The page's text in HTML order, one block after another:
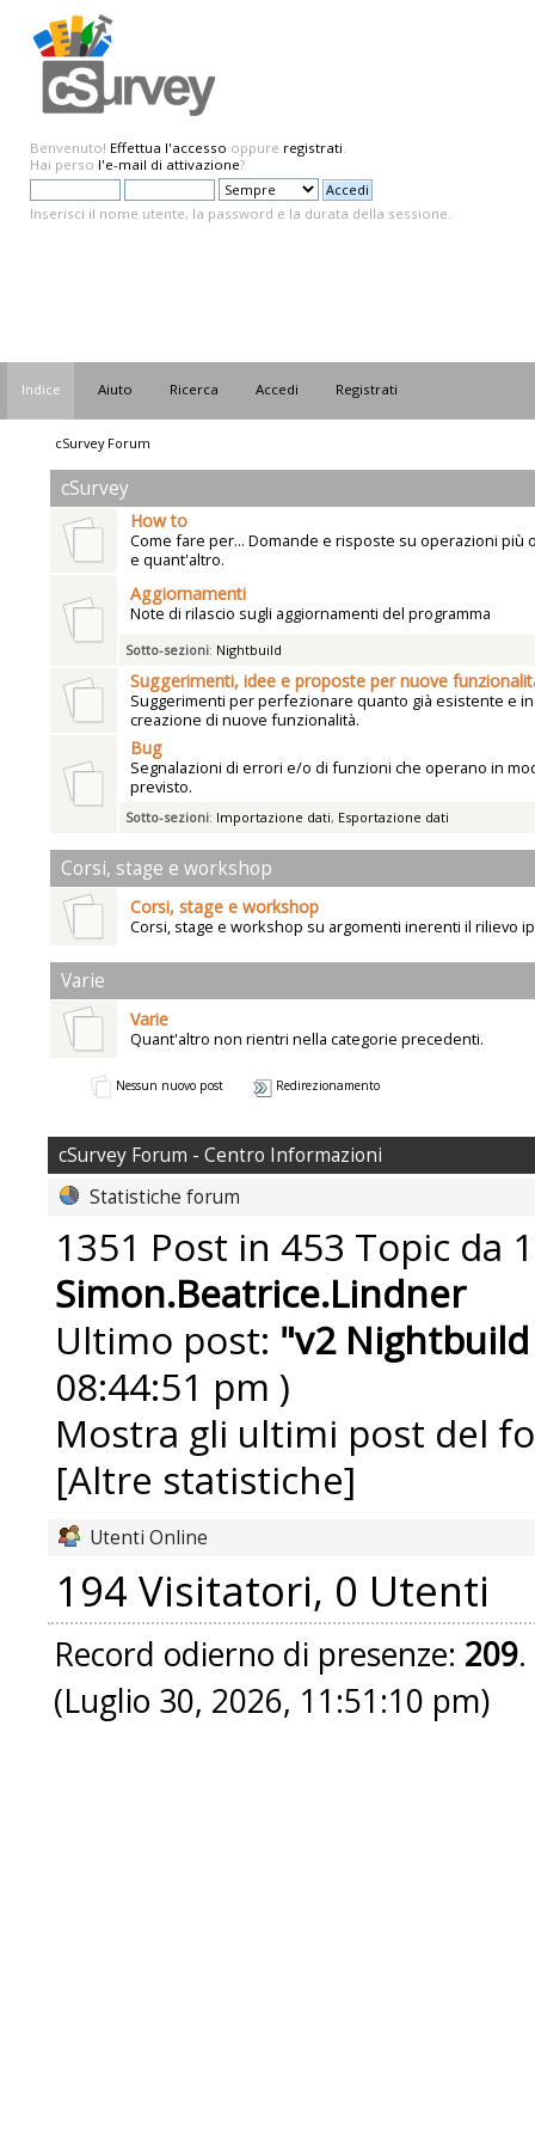
Benvenuto! Effettua l'accesso oppure registrati.
Hai perso l'e-mail di attivazione?
Inserisci il nome utente, la password e la durata della sessione.
Indice Aiuto Ricerca Accedi Registrati
cSurvey Forum
cSurvey
How to
Come fare per... Domande e risposte su operazioni più
e quant'altro.
Aggiornamenti
Note di rilascio sugli aggiornamenti del programma
Sotto-sezioni: Nightbuild
Suggerimenti, idee e proposte per nuove
Suggerimenti per perfezionare quanto già esistente e
creazione di nuove funzionalità.
Bug
Segnalazioni di errori e/o di funzioni che operano in
previsto.
Sotto-sezioni: Importazione dati, Esportazione dati
Corsi, stage e workshop
Corsi, stage e workshop
Corsi, stage e workshop su argomenti inerenti il rilievo
Varie
Varie
Quant'altro non rientri nella categorie precedenti.
Nessun nuovo post Redirezionamento
cSurvey Forum - Centro Informazioni
Statistiche forum
1351 Post in 453 Topic
Simon.Beatrice.Lindner
Ultimo post: "v2
08:44:51 pm )
Mostra gli ultimi post del
[Altre statistiche]
Utenti Online
194 Visitatori, 0 Utenti
Record odierno di presenze: 209
(Luglio 30, 2026, 11:51:10 pm)